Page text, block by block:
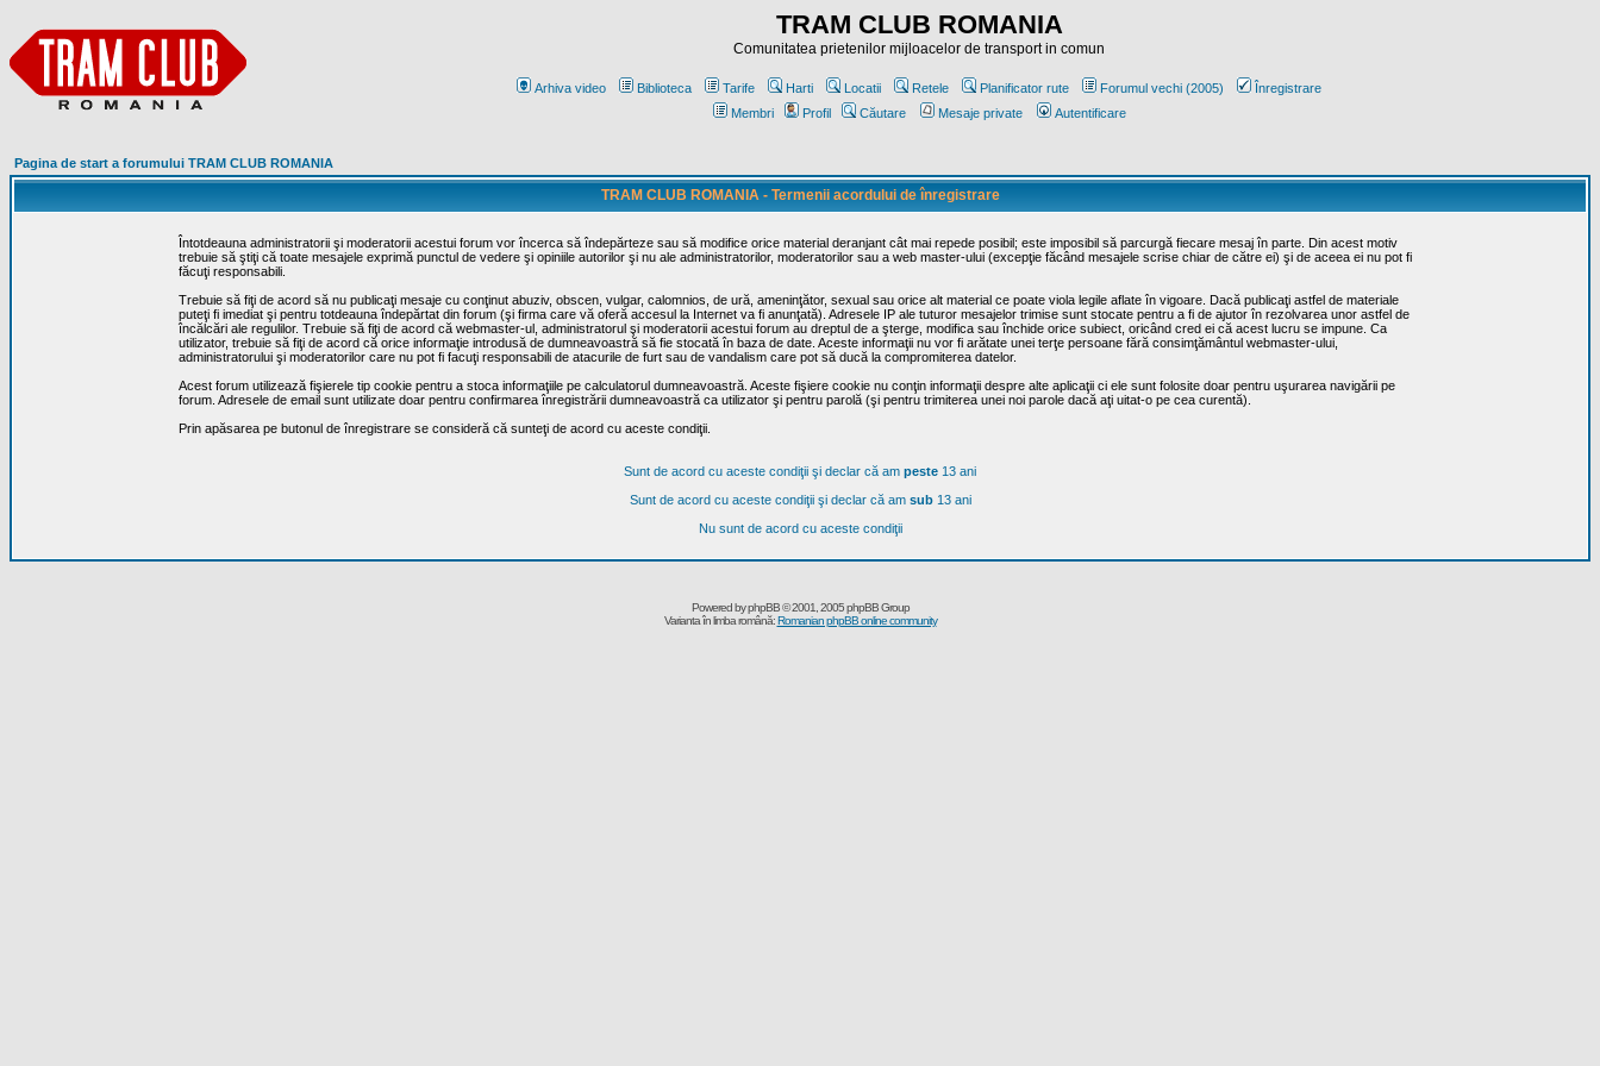
TRAM CLUB ROMANIA
Comunitatea prietenilor mijloacelor de transport in comun
Arhiva video Biblioteca Tarife Harti Locatii Retele Planificator rute Forumul vechi (2005)
Înregistrare
Membri
Profil Căutare Mesaje private Autentificare
Pagina de start a forumului TRAM CLUB ROMANIA
TRAM CLUB ROMANIA - Termenii acordului de înregistrare
Întotdeauna administratorii şi moderatorii acestui forum vor încerca să îndepărteze sau să modifice orice material deranjant cât mai repede posibil; este imposibil să parcurgă fiecare mesaj în parte. Din acest motiv
trebuie să ştiţi că toate mesajele exprimă punctul de vedere şi opiniile autorilor şi nu ale administratorilor, moderatorilor sau a web master-ului (excepţie făcând mesajele scrise chiar de către ei) şi de aceea ei nu pot fi
făcuţi responsabili.
Trebuie să fiţi de acord să nu publicaţi mesaje cu conţinut abuziv, obscen, vulgar, calomnios, de ură, ameninţător, sexual sau orice alt material ce poate viola legile aflate în vigoare. Dacă publicaţi astfel de materiale
puteţi fi imediat şi pentru totdeauna îndepărtat din forum (şi firma care vă oferă accesul la Internet va fi anunţată). Adresele IP ale tuturor mesajelor trimise sunt stocate pentru a fi de ajutor în rezolvarea unor astfel de
încălcări ale regulilor. Trebuie să fiţi de acord că webmaster-ul, administratorul şi moderatorii acestui forum au dreptul de a şterge, modifica sau închide orice subiect, oricând cred ei că acest lucru se impune. Ca
utilizator, trebuie să fiţi de acord că orice informaţie introdusă de dumneavoastră să fie stocată în baza de date. Aceste informaţii nu vor fi arătate unei terţe persoane fără consimţământul webmaster-ului,
administratorului şi moderatorilor care nu pot fi facuţi responsabili de atacurile de furt sau de vandalism care pot să ducă la compromiterea datelor.
Acest forum utilizează fişierele tip cookie pentru a stoca informaţiile pe calculatorul dumneavoastră. Aceste fişiere cookie nu conţin informaţii despre alte aplicaţii ci ele sunt folosite doar pentru uşurarea navigării pe
forum. Adresele de email sunt utilizate doar pentru confirmarea înregistrării dumneavoastră ca utilizator şi pentru parolă (şi pentru trimiterea unei noi parole dacă aţi uitat-o pe cea curentă).
Prin apăsarea pe butonul de înregistrare se consideră că sunteţi de acord cu aceste condiţii.
Sunt de acord cu aceste condiţii şi declar că am peste 13 ani
Sunt de acord cu aceste condiţii şi declar că am sub13 ani
Nu sunt de acord cu aceste condiţii
Powered byphpBB© 2001, 2005 phpBB Group
Varianta în limba română:Romanian phpBB online community